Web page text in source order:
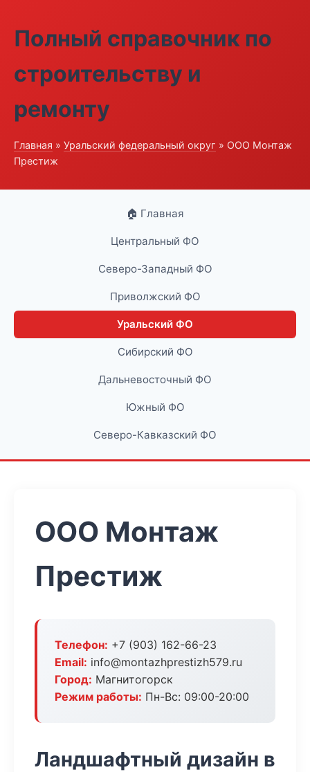
Полный справочник по
строительству и
ремонту
Главная » Уральский федеральный округ » ООО Монтаж
Престиж
🏠 Главная
Центральный ФО
Северо-Западный ФО
Приволжский ФО
Уральский ФО
Сибирский ФО
Дальневосточный ФО
Южный ФО
Северо-Кавказский ФО
ООО Монтаж
Престиж
Телефон: +7 (903) 162-66-23
Email: info@montazhprestizh579.ru
Город: Магнитогорск
Режим работы: Пн-Вс: 09:00-20:00
Ландшафтный дизайн в